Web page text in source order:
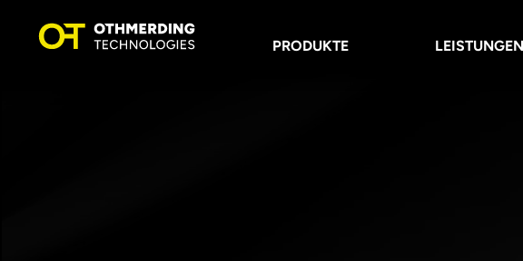
PRODUKTE LEISTUNGEN